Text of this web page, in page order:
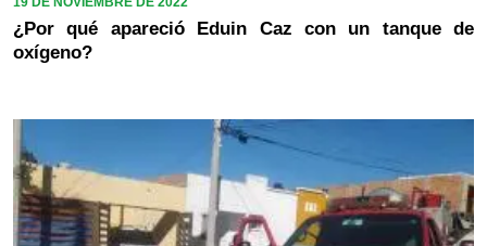
¿Por qué apareció Eduin Caz con un tanque de
oxígeno?